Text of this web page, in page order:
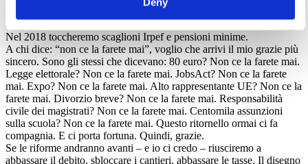
elimineremo tutte le tasse sulla prima casa (tasi e imu). Nel 2017,
quarto anno, incideremo sull’Ires per abbassare le tasse alle imprese.
Nel 2018 toccheremo scaglioni Irpef e pensioni minime.
A chi dice: “non ce la farete mai”, voglio che arrivi il mio grazie più
sincero. Sono gli stessi che dicevano: 80 euro? Non ce la farete mai.
Legge elettorale? Non ce la farete mai. JobsAct? Non ce la farete
mai. Expo? Non ce la farete mai. Alto rappresentante UE? Non ce la
farete mai. Divorzio breve? Non ce la farete mai. Responsabilità
civile dei magistrati? Non ce la farete mai. Centomila assunzioni
sulla scuola? Non ce la farete mai. Questo ritornello ormai ci fa
compagnia. E ci porta fortuna. Quindi, grazie.
Se le riforme andranno avanti – e io ci credo – riusciremo a
abbassare il debito, sbloccare i cantieri, abbassare le tasse. Il disegno